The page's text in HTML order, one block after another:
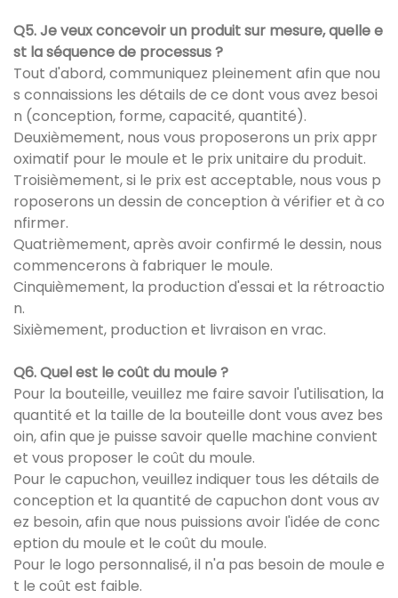
Q5. Je veux concevoir un produit sur mesure, quelle e
st la séquence de processus ?
Tout d'abord, communiquez pleinement afin que nou
s connaissions les détails de ce dont vous avez besoi
n (conception, forme, capacité, quantité).
Deuxièmement, nous vous proposerons un prix appr
oximatif pour le moule et le prix unitaire du produit.
Troisièmement, si le prix est acceptable, nous vous p
roposerons un dessin de conception à vérifier et à co
nfirmer.
Quatrièmement, après avoir confirmé le dessin, nous
commencerons à fabriquer le moule.
Cinquièmement, la production d'essai et la rétroactio
n.
Sixièmement, production et livraison en vrac.
Q6. Quel est le coût du moule ?
Pour la bouteille, veuillez me faire savoir l'utilisation, la
quantité et la taille de la bouteille dont vous avez bes
oin, afin que je puisse savoir quelle machine convient
et vous proposer le coût du moule.
Pour le capuchon, veuillez indiquer tous les détails de
conception et la quantité de capuchon dont vous av
ez besoin, afin que nous puissions avoir l'idée de conc
eption du moule et le coût du moule.
Pour le logo personnalisé, il n'a pas besoin de moule e
t le coût est faible.